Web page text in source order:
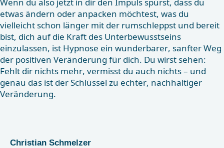
etwas ändern oder anpacken möchtest, was du
vielleicht schon länger mit der rumschleppst und bereit
bist, dich auf die Kraft des Unterbewusstseins
einzulassen, ist Hypnose ein wunderbarer, sanfter Weg
der positiven Veränderung für dich. Du wirst sehen:
Fehlt dir nichts mehr, vermisst du auch nichts – und
genau das ist der Schlüssel zu echter, nachhaltiger
Veränderung.
Christian Schmelzer